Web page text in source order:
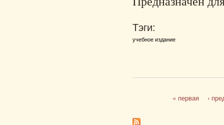
Тэги:
учебное издание
« первая ‹